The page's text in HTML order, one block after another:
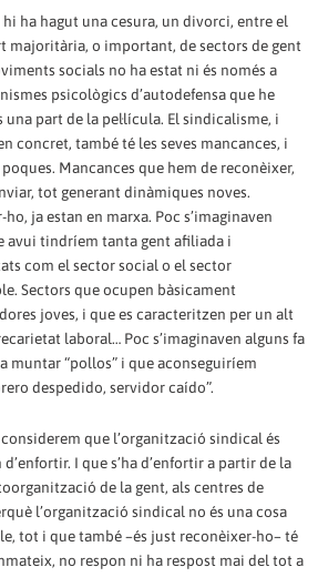
ha hagut una cesura, un divorci, entre el
majoritària, o important, de sectors de gent
socials no ha estat ni és només a
psicològics d’autodefensa que he
part de la pel·lícula. El sindicalisme, i
concret, també té les seves mancances, i
Mancances que hem de reconèixer,
tot generant dinàmiques noves.
ho, ja estan en marxa. Poc s’imaginaven
avui tindríem tanta gent afiliada i
com el sector social o el sector
Sectors que ocupen bàsicament
joves, i que es caracteritzen per un alt
laboral… Poc s’imaginaven alguns fa
muntar “pollos” i que aconseguiríem
despedido, servidor caído”.
que l’organització sindical és
d’enfortir. I que s’ha d’enfortir a partir de la
de la gent, als centres de
l’organització sindical no és una cosa
tot i que també –és just reconèixer-ho– té
no respon ni ha respost mai del tot a